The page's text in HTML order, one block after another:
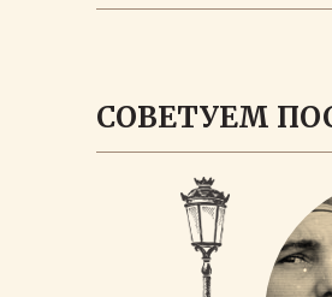
СОВЕТУЕМ